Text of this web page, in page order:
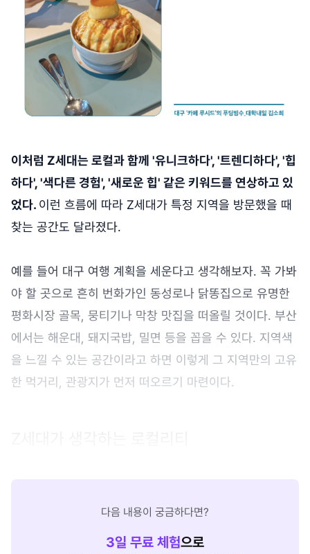
이처럼 Z세대는 로컬과 함께 '유니크하다', '트렌디하다', '힙
하다', '색다른 경험', '새로운 힙' 같은 키워드를 연상하고 있
었다. 이런 흐름에 따라 Z세대가 특정 지역을 방문했을 때
찾는 공간도 달라졌다.
예를 들어 대구 여행 계획을 세운다고 생각해보자. 꼭 가봐
야 할 곳으로 흔히 번화가인 동성로나 닭똥집으로 유명한
평화시장 골목, 뭉티기나 막창 맛집을 떠올릴 것이다. 부산
에서는 해운대, 돼지국밥, 밀면 등을 꼽을 수 있다. 지역색
을 느낄 수 있는 공간이라고 하면 이렇게 그 지역만의 고유
한 먹거리, 관광지가 먼저 떠오르기 마련이다.
다음 내용이 궁금하다면?
3일 무료 체험으로